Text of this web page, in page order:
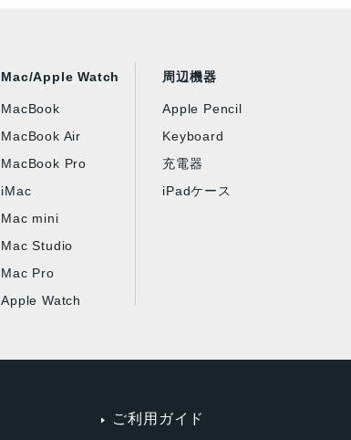
Mac/Apple Watch
MacBook
MacBook Air
MacBook Pro
iMac
Mac mini
Mac Studio
Mac Pro
Apple Watch
周辺機器
Apple Pencil
Keyboard
充電器
iPadケース
ご利用ガイド